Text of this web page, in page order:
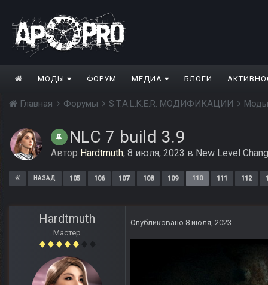
МОДЫ ФОРУМ МЕДИА БЛОГИ
Главная Форумы S.T.A.L.K.E.R. МОДИФИКАЦИИ
NLC 7 build 3.9
Автор Hardtmuth, 8 июля, 2023 в New Level
НАЗАД 105 106 107 108 109 110 111 112
Hardtmuth
Мастер
Опубликовано 8 июля, 2023